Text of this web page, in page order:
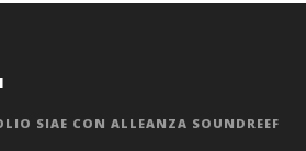
SIAE CON ALLEANZA SOUNDREEF